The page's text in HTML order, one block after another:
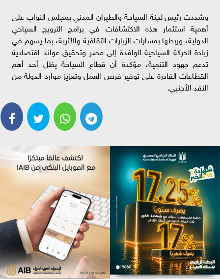
وشددت رئيس لجنة السياحة والطيران المدني بمجلس النواب على
أهمية استثمار هذه الاكتشافات في برامج الترويج السياحي
الدولية، وربطها بمسارات الزيارات الثقافية والأثرية، بما يسهم في
زيادة الحركة السياحية الوافدة إلى مصر وتحقيق عوائد اقتصادية
تدعم جهود التنمية، مؤكدة أن قطاع السياحة يظل أحد أهم
القطاعات القادرة على توفير فرص العمل وتعزيز موارد الدولة من
النقد الأجنبي.